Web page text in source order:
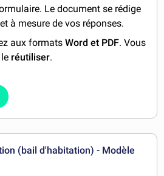
Le document se rédige
à mesure de vos réponses.
aux formatsWord et PDF. Vous
réutiliser.
(bail d'habitation) - Modèle